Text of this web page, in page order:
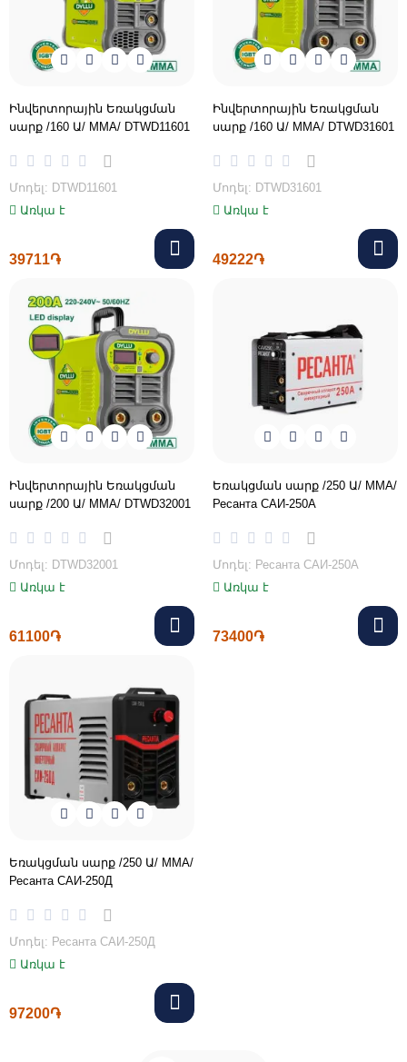
Ինվերտորային Եռակցման
սարք /160 Ա/ MMA/ DTWD11601
Մոդել: DTWD11601
Առկա է
39711֏
Ինվերտորային Եռակցման
սարք /160 Ա/ MMA/ DTWD31601
Մոդել: DTWD31601
Առկա է
49222֏
Ինվերտորային Եռակցման
սարք /200 Ա/ MMA/ DTWD32001
Մոդել: DTWD32001
Առկա է
61100֏
Եռակցման սարք /250 Ա/ MMA/
Ресанта САИ-250А
Մոդել: Ресанта САИ-250A
Առկա է
73400֏
Եռակցման սարք /250 Ա/ MMA/
Ресанта САИ-250Д
Մոդել: Ресанта САИ-250Д
Առկա է
97200֏